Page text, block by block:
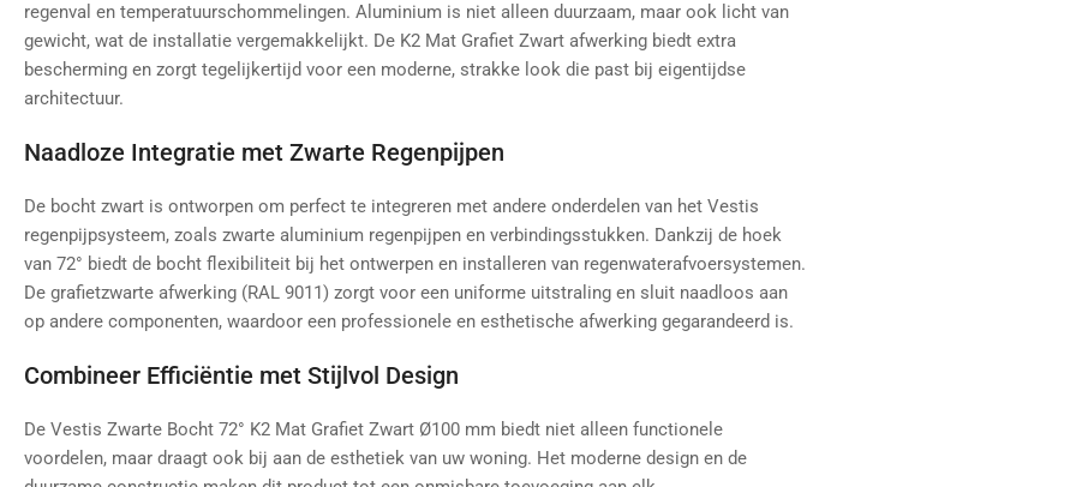
regenval en temperatuurschommelingen. Aluminium is niet alleen duurzaam, maar ook licht van
gewicht, wat de installatie vergemakkelijkt. De K2 Mat Grafiet Zwart afwerking biedt extra
bescherming en zorgt tegelijkertijd voor een moderne, strakke look die past bij eigentijdse
architectuur.
Naadloze Integratie met Zwarte Regenpijpen
De bocht zwart is ontworpen om perfect te integreren met andere onderdelen van het Vestis
regenpijpsysteem, zoals zwarte aluminium regenpijpen en verbindingsstukken. Dankzij de hoek
van 72° biedt de bocht flexibiliteit bij het ontwerpen en installeren van regenwaterafvoersystemen.
De grafietzwarte afwerking (RAL 9011) zorgt voor een uniforme uitstraling en sluit naadloos aan
op andere componenten, waardoor een professionele en esthetische afwerking gegarandeerd is.
Combineer Efficiëntie met Stijlvol Design
De Vestis Zwarte Bocht 72° K2 Mat Grafiet Zwart Ø100 mm biedt niet alleen functionele
voordelen, maar draagt ook bij aan de esthetiek van uw woning. Het moderne design en de